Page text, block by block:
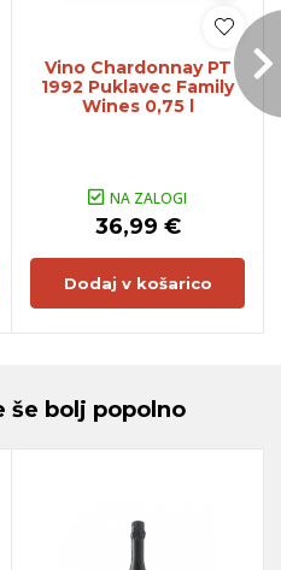
Vino Chardonnay PT
1992 Puklavec Family
Wines 0,75 l
NA ZALOGI
36,99 €
Dodaj v košarico
še bolj popolno